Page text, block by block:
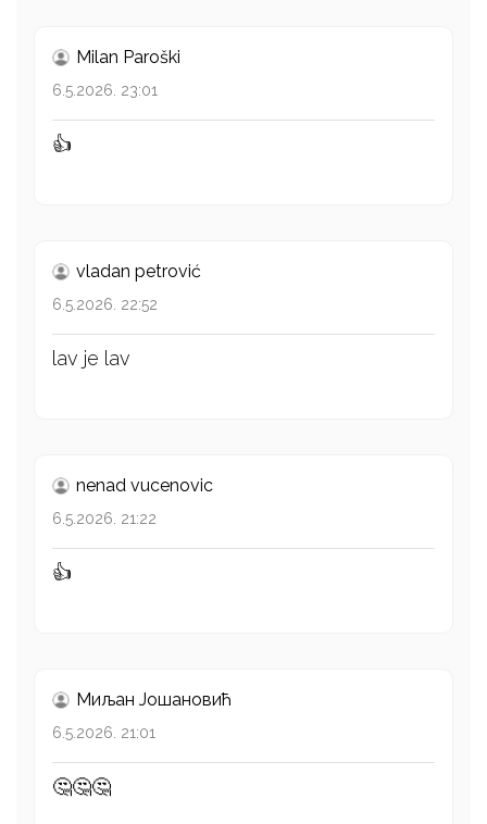
Milan Paroški
6.5.2026. 23:01
👍
vladan petrović
6.5.2026. 22:52
lav je lav
nenad vucenovic
6.5.2026. 21:22
👍
Миљан Јошановић
6.5.2026. 21:01
🤔🤔🤔